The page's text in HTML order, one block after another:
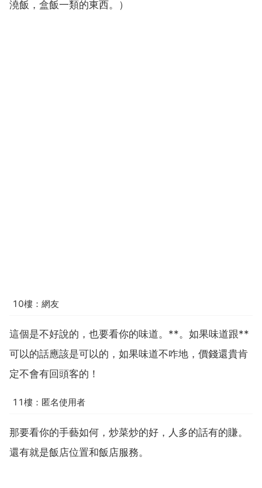
澆飯，盒飯一類的東西。）
10樓：網友
這個是不好說的，也要看你的味道。**。如果味道跟**
可以的話應該是可以的，如果味道不咋地，價錢還貴肯
定不會有回頭客的！
11樓：匿名使用者
那要看你的手藝如何，炒菜炒的好，人多的話有的賺。
還有就是飯店位置和飯店服務。